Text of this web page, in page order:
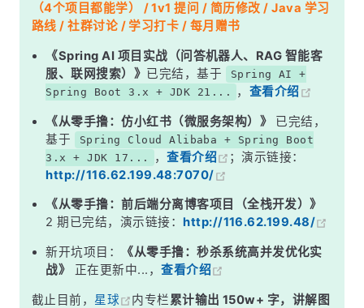
（4个项目都能学） / 1v1 提问 / 简历修改 / Java 学习
路线 / 社群讨论 / 学习打卡 / 每月赠书
《Spring AI 项目实战（问答机器人、RAG 智能客
服、联网搜索）》 已完结，基于
Spring AI +
Spring Boot 3.x + JDK 21...
， 查看介绍
《从零手撸：仿小红书（微服务架构）》
已完结，
基于
Spring Cloud Alibaba + Spring Boot
3.x + JDK 17...
，查看介绍
；演示链接：
http://116.62.199.48:7070/
《从零手撸：前后端分离博客项目（全栈开发）》
2 期已完结，演示链接： http://116.62.199.48/
新开坑项目：
《从零手撸：秒杀系统高并发优化实
战》
正在更新中...，查看介绍
截止目前， 星球 内专栏累计输出 150w+ 字，讲解图